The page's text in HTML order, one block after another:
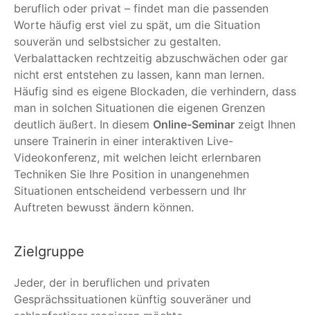
beruflich oder privat – findet man die passenden
Worte häufig erst viel zu spät, um die Situation
souverän und selbstsicher zu gestalten.
Verbalattacken rechtzeitig abzuschwächen oder gar
nicht erst entstehen zu lassen, kann man lernen.
Häufig sind es eigene Blockaden, die verhindern, dass
man in solchen Situationen die eigenen Grenzen
deutlich äußert. In diesem Online-Seminar zeigt Ihnen
unsere Trainerin in einer interaktiven Live-
Videokonferenz, mit welchen leicht erlernbaren
Techniken Sie Ihre Position in unangenehmen
Situationen entscheidend verbessern und Ihr
Auftreten bewusst ändern können.
Zielgruppe
Jeder, der in beruflichen und privaten
Gesprächssituationen künftig souveräner und